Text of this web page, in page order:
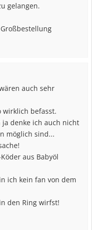
gelangen.
auch sehr
wirklich befasst.
denke ich auch nicht
möglich sind...
aus Babyöl
ich kein fan von dem
den Ring wirfst!